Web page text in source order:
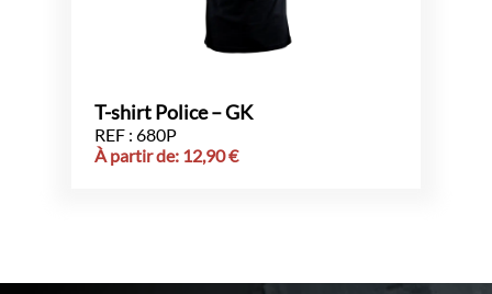
T-shirt Police – GK
REF : 680P
À partir de: 12,90€